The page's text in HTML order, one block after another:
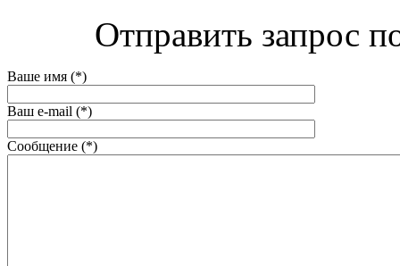
Отправить запрос
Ваше имя (*)
Ваш e-mail (*)
Сообщение (*)